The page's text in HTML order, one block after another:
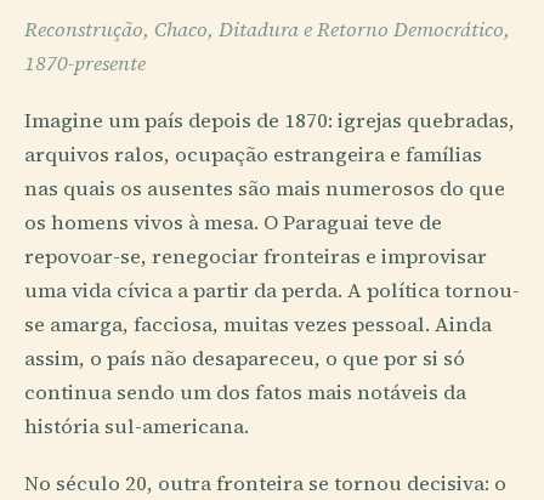
Reconstrução, Chaco, Ditadura e Retorno Democrático,
1870-presente
Imagine um país depois de 1870: igrejas quebradas,
arquivos ralos, ocupação estrangeira e famílias
nas quais os ausentes são mais numerosos do que
os homens vivos à mesa. O Paraguai teve de
repovoar-se, renegociar fronteiras e improvisar
uma vida cívica a partir da perda. A política tornou-
se amarga, facciosa, muitas vezes pessoal. Ainda
assim, o país não desapareceu, o que por si só
continua sendo um dos fatos mais notáveis da
história sul-americana.
No século 20, outra fronteira se tornou decisiva: o